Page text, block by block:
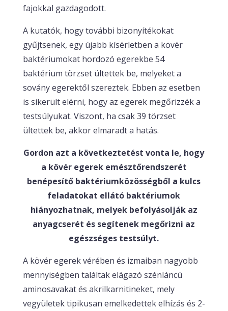
fajokkal gazdagodott.
A kutatók, hogy további bizonyítékokat
gyűjtsenek, egy újabb kísérletben a kövér
baktériumokat hordozó egerekbe 54
baktérium törzset ültettek be, melyeket a
sovány egerektől szereztek. Ebben az esetben
is sikerült elérni, hogy az egerek megőrizzék a
testsúlyukat. Viszont, ha csak 39 törzset
ültettek be, akkor elmaradt a hatás.
Gordon azt a következtetést vonta le, hogy
a kövér egerek emésztőrendszerét
benépesítő baktériumközösségből a kulcs
feladatokat ellátó baktériumok
hiányozhatnak, melyek befolyásolják az
anyagcserét és segítenek megőrizni az
egészséges testsúlyt.
A kövér egerek vérében és izmaiban nagyobb
mennyiségben találtak elágazó szénláncú
aminosavakat és akrilkarnitineket, mely
vegyületek tipikusan emelkedettek elhízás és 2-